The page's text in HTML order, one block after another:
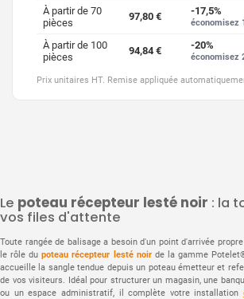
Le poteau récepteur lesté noir : la
vos files d'attente
Toute rangée de balisage a besoin d'un point d'arrivée
le rôle dupoteau récepteur lesté noirde la gamme
accueille la sangle tendue depuis un poteau émetteur et
de vos visiteurs. Idéal pour structurer un magasin, une
ou un espace administratif, il complète votre installation
À partir de 70
pièces
97,80 € -17,5%
économisez
À partir de 100
pièces
94,84 € -20%
économisez
Prix unitaires HT. Remise appliquée